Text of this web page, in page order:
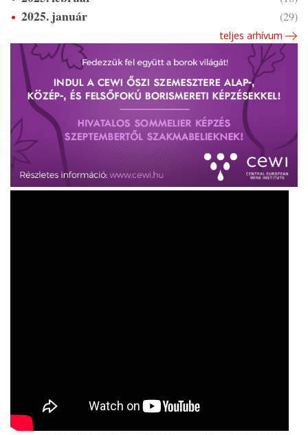
2025. január (29)
teljes arhívum